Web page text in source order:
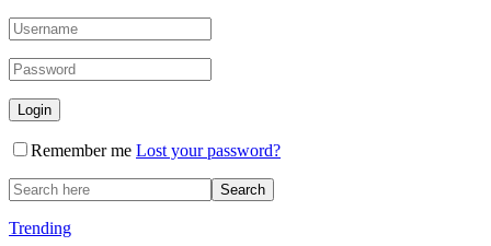
Remember me Lost your password?
Trending